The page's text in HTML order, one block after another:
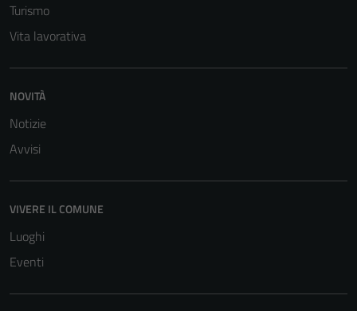
Turismo
Vita lavorativa
NOVITÀ
Notizie
Avvisi
VIVERE IL COMUNE
Luoghi
Eventi
del sito e non
informazioni